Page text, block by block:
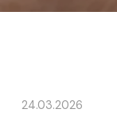
24.03.2026